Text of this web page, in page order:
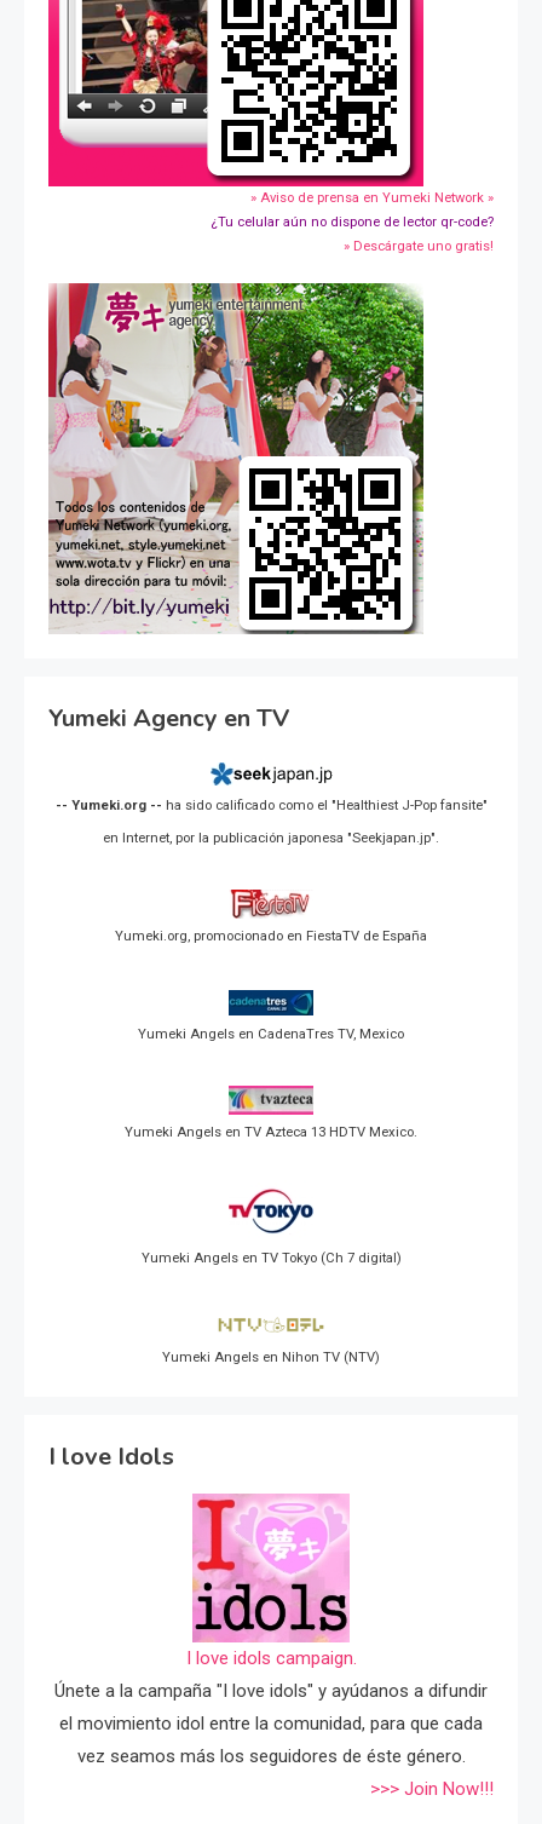
» Aviso de prensa en Yumeki Network »
¿Tu celular aún no dispone de lector qr-code?
» Descárgate uno gratis!
Yumeki Agency en TV
-- Yumeki.org -- ha sido calificado como el "Healthiest J-Pop fansite"
en Internet, por la publicación japonesa "Seekjapan.jp".
Yumeki.org, promocionado en FiestaTV de España
Yumeki Angels en CadenaTres TV, Mexico
Yumeki Angels en TV Azteca 13 HDTV Mexico.
Yumeki Angels en TV Tokyo (Ch 7 digital)
Yumeki Angels en Nihon TV (NTV)
I love Idols
I love idols campaign.
Únete a la campaña "I love idols" y ayúdanos a difundir
el movimiento idol entre la comunidad, para que cada
vez seamos más los seguidores de éste género.
>>> Join Now!!!